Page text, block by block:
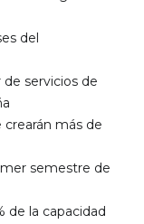
del
servicios de
más de
semestre de
de la capacidad